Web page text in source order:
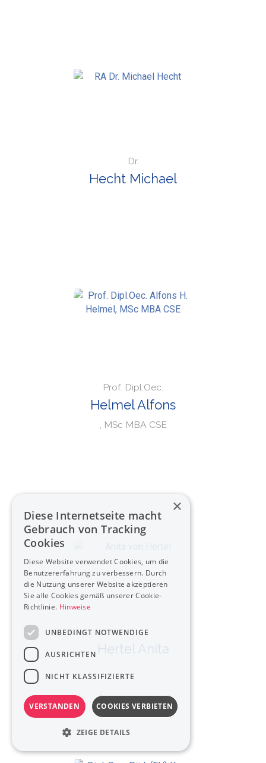
Dr.
Hecht Michael
Prof. Dipl.Oec.
Helmel Alfons
, MSc MBA CSE
Hertel Anita
×
Diese Internetseite macht
Gebrauch von Tracking
Cookies
Diese Website verwendet Cookies, um die
Benutzererfahrung zu verbessern. Durch
die Nutzung unserer Website akzeptieren
Sie alle Cookies gemäß unserer Cookie-
Richtlinie. Hinweise
UNBEDINGT NOTWENDIGE
AUSRICHTEN
NICHT KLASSIFIZIERTE
VERSTANDEN COOKIES VERBIETEN
ZEIGE DETAILS